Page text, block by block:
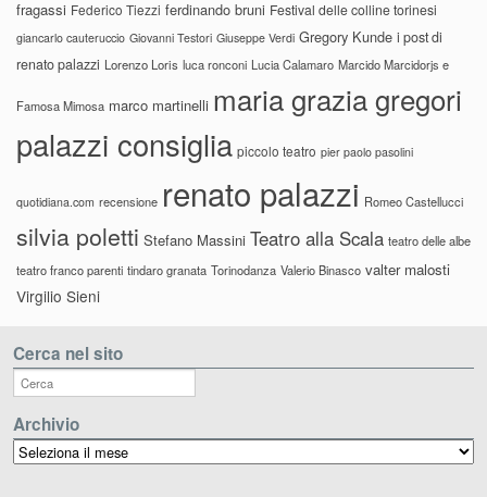
fragassi Federico Tiezzi ferdinando bruni Festival delle colline torinesi
giancarlo cauteruccio Giovanni Testori Giuseppe Verdi Gregory Kunde i post di
renato palazzi Lorenzo Loris luca ronconi Lucia Calamaro Marcido Marcidorjs e
Famosa Mimosa marco martinelli maria grazia gregori
palazzi consiglia piccolo teatro pier paolo pasolini
quotidiana.com recensione renato palazzi Romeo Castellucci
silvia poletti Stefano Massini Teatro alla Scala teatro delle albe
teatro franco parenti tindaro granata Torinodanza Valerio Binasco valter malosti
Virgilio Sieni
Cerca nel sito
Archivio
Archivio